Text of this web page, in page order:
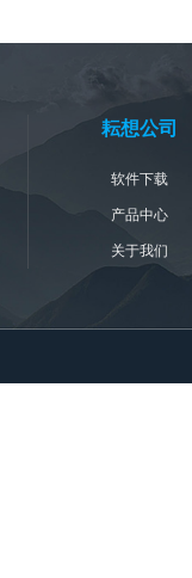
耘想公司
软件下载
产品中心
关于我们